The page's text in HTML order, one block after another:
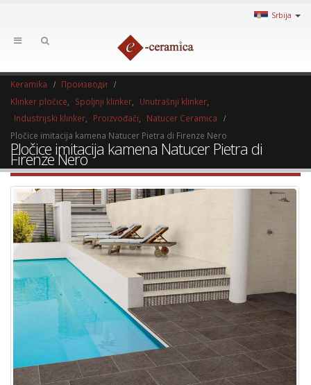
Srbija
Keramika
Производи
Klinker pločice
Spoljnji klinker Unutrašnji klinker
Industrijski klinker
Proizvođači
Natucer Ceramica
Pločice imitacija kamena Natucer Pietra di Firenze Nero
Pločice imitacija kamena Natucer Pietra di
Firenze Nero